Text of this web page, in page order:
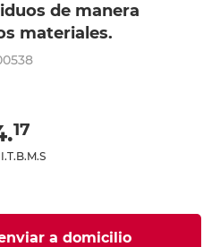
de manera
materiales.
17
a domicilio